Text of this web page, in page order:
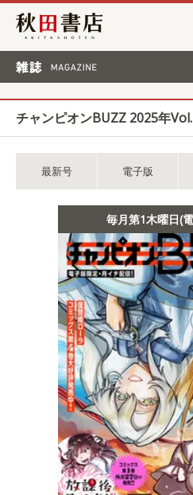
秋田書店
チャンピオンBUZZ 2025年
最新号 電子版
毎月第1木曜日(